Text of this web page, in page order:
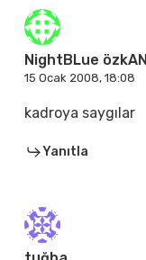
NightBLue özkAN
15 Ocak 2008, 18:08
kadroya saygılar
Yanıtla